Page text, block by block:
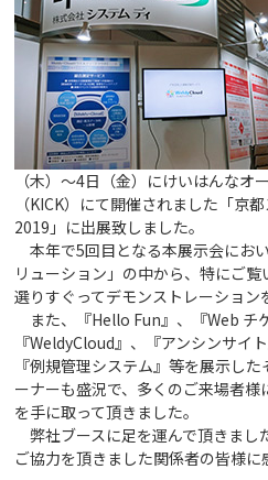
（木）～4日（金）にけいはんなオ
（KICK）にて開催されました「京
2019」に出展致しました。
本年で5回目となる本展示会にお
リューション」の中から、特にご
選りすぐってデモンストレーション
また、『Hello Fun』、『Web チ
『WeldyCloud』、『アンシンサイ
『例規管理システム』等を展示し
ーナーも盛況で、多くのご来場者
を手に取って頂きました。
弊社ブースに足を運んで頂きまし
ご協力を頂きました関係者の皆様に